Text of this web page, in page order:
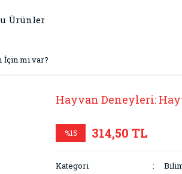
Ürünler
İçin mi var?
Hayvan Deneyleri:
%15 314,50 TL
Kategori